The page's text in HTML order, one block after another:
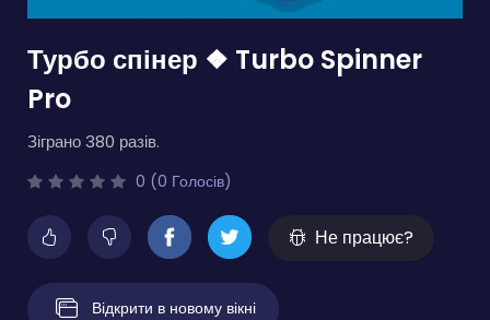
Турбо спінер ❖ Turbo Spinner
Pro
Зіграно 380 разів.
0 (0 Голосів)
Не працює?
Відкрити в новому вікні